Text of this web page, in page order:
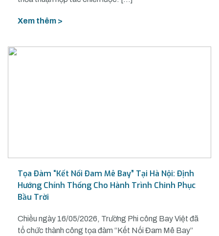
Xem thêm >
Tọa Đàm “Kết Nối Đam Mê Bay” Tại Hà Nội: Định
Hướng Chính Thống Cho Hành Trình Chinh Phục
Bầu Trời
Chiều ngày 16/05/2026, Trường Phi công Bay Việt đã
tổ chức thành công tọa đàm “Kết Nối Đam Mê Bay”